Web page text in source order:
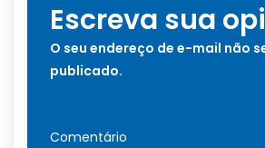
Escreva sua
O seu endereço de e-mail não
publicado.
Comentário